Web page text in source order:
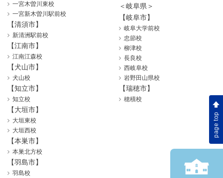
一宮木曽川東校
一宮新木曽川駅前校
【清須市】
新清洲駅前校
【江南市】
江南江森校
【犬山市】
犬山校
【知立市】
知立校
＜岐阜県＞
【岐阜市】
岐阜大学前校
忠節校
柳津校
長良校
西岐阜校
岩野田山県校
【瑞穂市】
穂積校
【大垣市】
大垣東校
大垣西校
【本巣市】
本巣北方校
【羽島市】
羽島校
page top